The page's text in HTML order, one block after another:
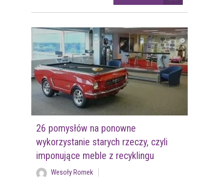
26 pomysłów na ponowne
wykorzystanie starych rzeczy, czyli
imponujące meble z recyklingu
Wesoły Romek